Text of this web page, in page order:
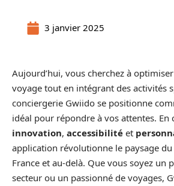
3 janvier 2025
Aujourd’hui, vous cherchez à
voyage tout en intégrant des activités
conciergerie Gwiido se positionne
idéal pour répondre à vos attentes. En
innovation, accessibilité et
application révolutionne le paysage
France et au-delà. Que vous soyez un
secteur ou un passionné de voyages,